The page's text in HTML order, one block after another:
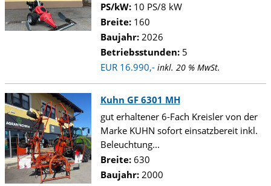
PS/kW:10 PS/8 kW
Breite:160
Baujahr:2026
Betriebsstunden:5
EUR 16.990,- inkl. 20 % MwSt.
Kuhn GF 6301 MH
gut erhaltener 6-Fach Kreisler von der
Marke KUHN sofort einsatzbereit inkl.
Beleuchtung...
Breite:630
Baujahr:2000